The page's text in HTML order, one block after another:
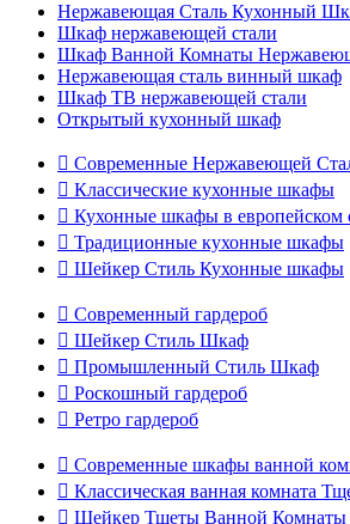
Нержавеющая Сталь Кухонный
Шкаф нержавеющей стали
Шкаф Ванной Комнаты
Нержавеющая сталь винный шкаф
Шкаф ТВ нержавеющей стали
Открытый кухонный шкаф
 Современные Нержавеющей
 Классические кухонные шкафы
 Кухонные шкафы в европейском
 Традиционные кухонные шкафы
 Шейкер Стиль Кухонные шкафы
 Современный гардероб
 Шейкер Стиль Шкаф
 Промышленный Стиль Шкаф
 Роскошный гардероб
 Ретро гардероб
 Современные шкафы ванной
 Классическая ванная комната
 Шейкер Тщеты Ванной Комнаты